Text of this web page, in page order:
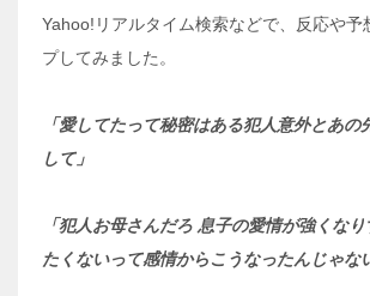
Yahoo!リアルタイム検索などで、反応や予
プしてみました。
「愛してたって秘密はある犯人意外とあの
して」
「犯人お母さんだろ 息子の愛情が強くな
たくないって感情からこうなったんじゃな